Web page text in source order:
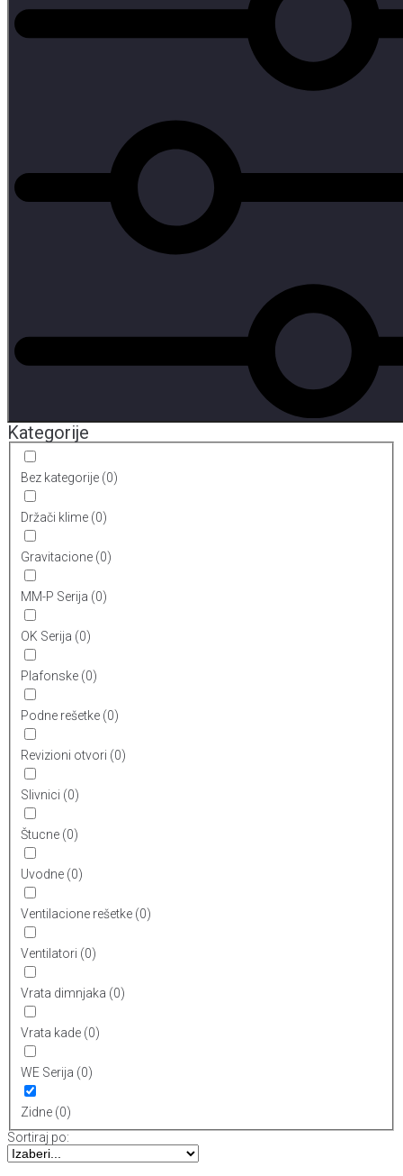
Kategorije
Bez kategorije (0)
Držači klime (0)
Gravitacione (0)
MM-P Serija (0)
OK Serija (0)
Plafonske (0)
Podne rešetke (0)
Revizioni otvori (0)
Slivnici (0)
Štucne (0)
Uvodne (0)
Ventilacione rešetke (0)
Ventilatori (0)
Vrata dimnjaka (0)
Vrata kade (0)
WE Serija (0)
Zidne (0)
Sortiraj po: